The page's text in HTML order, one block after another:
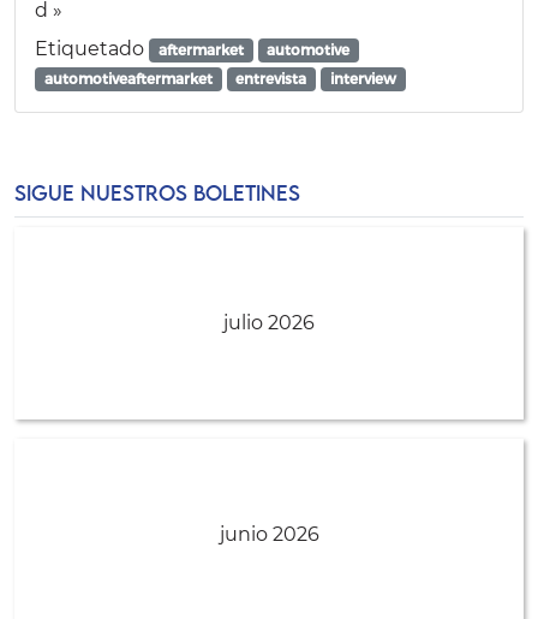
d »
Etiquetado
aftermarket
automotive
automotiveaftermarket
entrevista interview
SIGUE NUESTROS BOLETINES
julio 2026
junio 2026